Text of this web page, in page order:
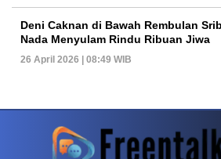
Deni Caknan di Bawah Rembulan
Nada Menyulam Rindu Ribuan Jiwa
26 April 2026 | 08:49 WIB
PETIR800 LOGIN Poker Online